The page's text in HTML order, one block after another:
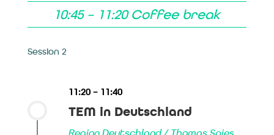
10:45 – 11:20 Coffee break
Session 2
11:20 – 11:40
TEM in Deutschland